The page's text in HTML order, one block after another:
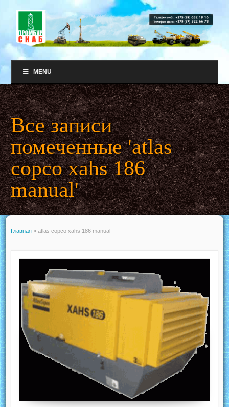
MENU
Все записи
помеченные 'atlas
copco xahs 186
manual'
Главная » atlas copco xahs 186 manual